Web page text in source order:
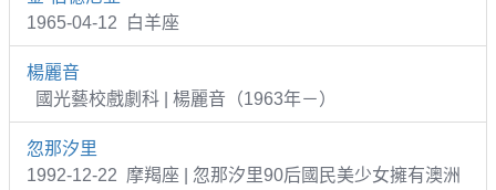
1965-04-12 白羊座
楊麗音
國光藝校戲劇科 | 楊麗音（1963年－）
忽那汐里
1992-12-22 摩羯座 | 忽那汐里90后國民美少女擁有澳洲